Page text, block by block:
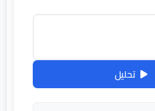
تحليل